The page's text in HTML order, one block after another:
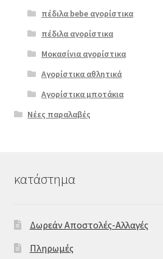
πέδιλα bebe αγορίστικα
πέδιλα αγορίστικα
Μοκασίνια αγορίστικα
Αγορίστικα αθλητικά
Αγορίστικα μποτάκια
Νέες παραλαβές
κατάστημα
Δωρεάν Αποστολές-Αλλαγές
Πληρωμές